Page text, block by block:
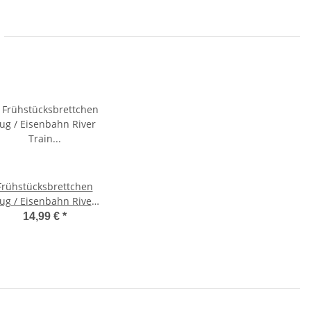
/ Eisenbahn River
Train – Ahornholz
14,99 € *